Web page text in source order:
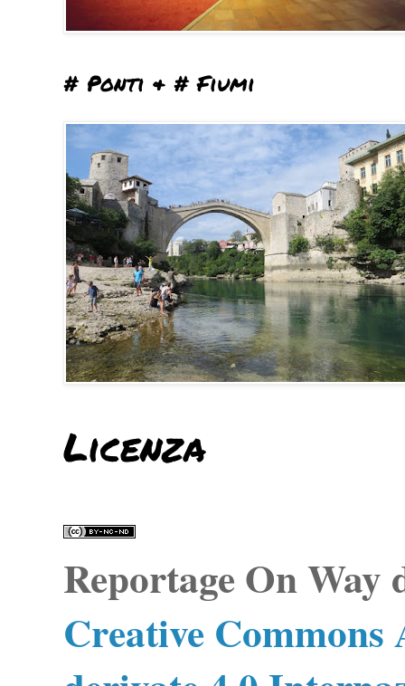
# Ponti & # Fiumi
Licenza
Reportage On Way
Creative